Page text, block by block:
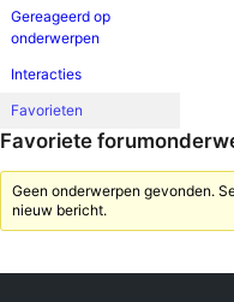
Gereageerd op
onderwerpen
Interacties
Favorieten
Favoriete
Geen onderwerpen gevonden.
nieuw bericht.